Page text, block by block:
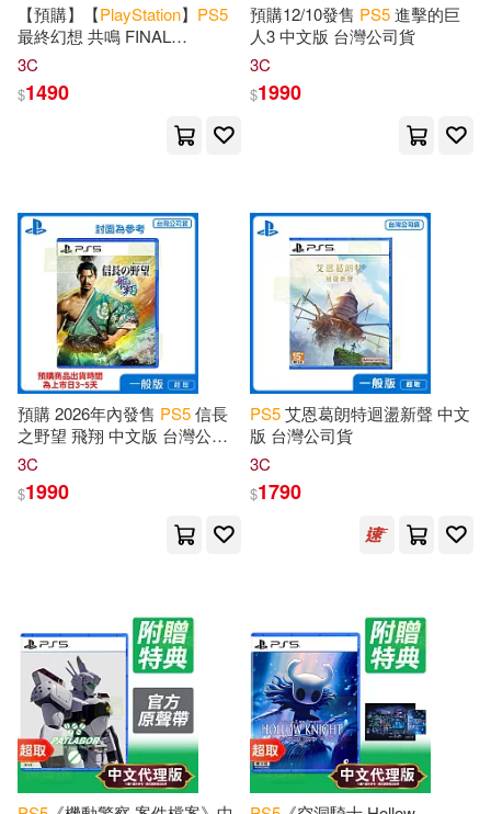
【預購】【PlayStation】 PS5
最終幻想 共鳴 FINAL
FANTASY RESONANCE 中文
3C
$1490
預購12/10發售 PS5進擊的巨
人3 中文版 台灣公司貨
3C
$1990
預購 2026年內發售 PS5信長
之野望 飛翔 中文版 台灣公司
貨
3C
$1990
PS5艾恩葛朗特迴盪新聲 中文
版 台灣公司貨
3C
$1790